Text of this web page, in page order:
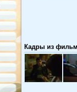
Кадры из